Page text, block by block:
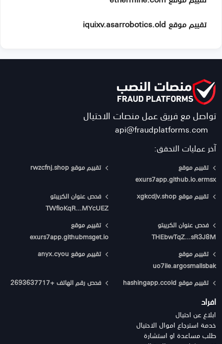
تقييم موقع iquixv.asarrobotics.old
تواصل مع فريق عمل منصات الاحتيال
api@fraudplatforms.com
آخر عمليات التحقق:
تقييم موقع
exurs7app.github.io.ermsx
تقييم موقع rwzcfnj.shop
تقييم موقع xgkcdjv.shop
فحص عنوان الكريبتو
TWfioKqR...MYcUEZ
فحص عنوان الكريبتو
THEbwTqZ...sR3J8M
تقييم موقع
exurs7app.githubmsget.io
تقييم موقع
uo7ile.argosmallsbak
تقييم موقع anyx.cyou
تقييم موقع hashingapp.ccold فحص رقم الهاتف +2693637717
افراد
ابلاغ عن احتيال
خدمة استرجاع اموال الاحتيال
طلب مساعدة او استشارة